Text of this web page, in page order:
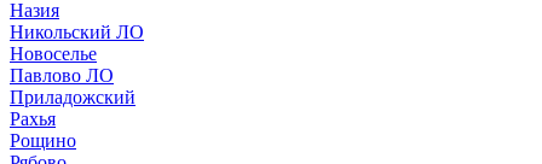
Назия
Никольский ЛО
Новоселье
Павлово ЛО
Приладожский
Рахья
Рощино